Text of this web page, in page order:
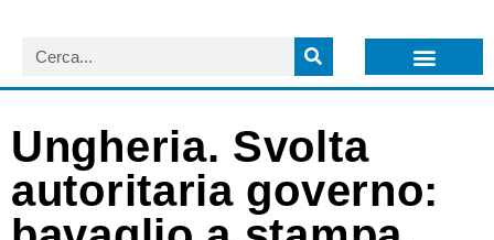
Ungheria. Svolta
autoritaria governo: